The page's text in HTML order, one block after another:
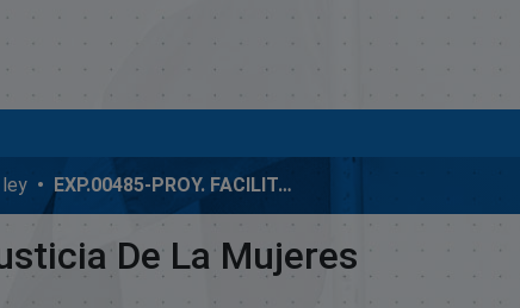
EXP.00485-PROY. FACILITA ACCESO A LA JUSTICIA DE LA MUJERES
De La Mujeres